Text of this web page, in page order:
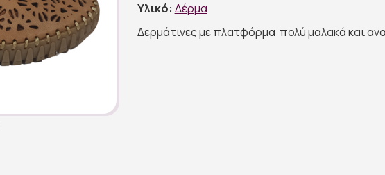
Υλικό: Δέρμα
Δερμάτινες με πλατφόρμα πολύ μαλακά και